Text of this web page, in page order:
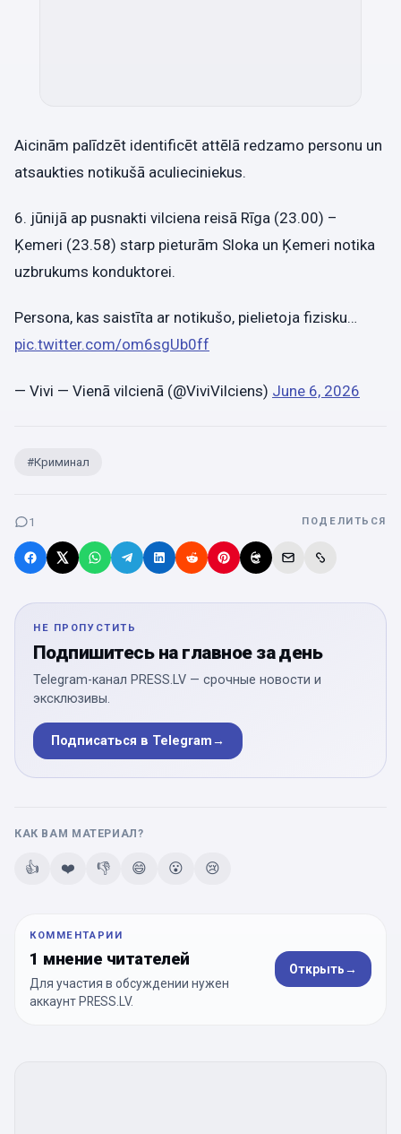
Aicinām palīdzēt identificēt attēlā redzamo personu un
atsaukties notikušā aculieciniekus.
6. jūnijā ap pusnakti vilciena reisā Rīga (23.00) –
Ķemeri (23.58) starp pieturām Sloka un Ķemeri notika
uzbrukums konduktorei.
Persona, kas saistīta ar notikušo, pielietoja fizisku…
pic.twitter.com/om6sgUb0ff
— Vivi — Vienā vilcienā (@ViviVilciens) June 6, 2026
#Криминал
1 ПОДЕЛИТЬСЯ
НЕ ПРОПУСТИТЬ
Подпишитесь на главное за день
Telegram-канал PRESS.LV — срочные новости и
эксклюзивы.
Подписаться в Telegram→
КАК ВАМ МАТЕРИАЛ?
👍 ❤️ 👎 😄 😮 😢
КОММЕНТАРИИ
1 мнение читателей
Для участия в обсуждении нужен
аккаунт PRESS.LV.
Открыть→